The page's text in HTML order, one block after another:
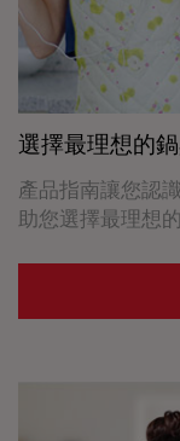
選擇最理想的
產品指南讓您認
助您選擇最理想的